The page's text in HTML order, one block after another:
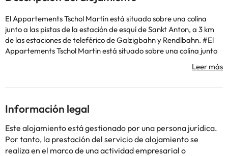
El Appartements Tschol Martin está situado sobre una colina
junto a las pistas de la estación de esquí de Sankt Anton, a 3 km
de las estaciones de teleférico de Galzigbahn y Rendlbahn. #El
Appartements Tschol Martin está situado sobre una colina junto
a las pistas de la estación de esquí de Sankt Anton, a 3 km de las
estaciones de teleférico de Galzigbahn y Rendlbahn. Informa al
especiales al hacer la reserva o ponerte en contacto
directamente con el alojamiento. Los datos de contacto
aparecen en la confirmación de la reserva.
Información legal
Este alojamiento está gestionado por una persona jurídica.
Por tanto, la prestación del servicio de alojamiento se
realiza en el marco de una actividad empresarial o